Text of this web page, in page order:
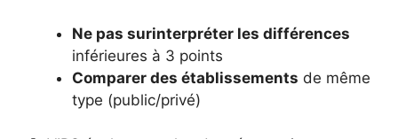
Ne pas surinterpréter les différences
inférieures à 3 points
Comparer des établissements de même
type (public/privé)